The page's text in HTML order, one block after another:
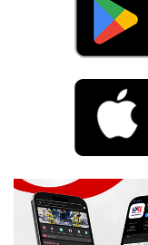
Mưu Mô
Mạt Thế